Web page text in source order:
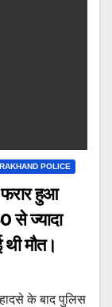
POLICE
फरार हुआ
से ज्यादा
मौत।
के बाद पुलिस